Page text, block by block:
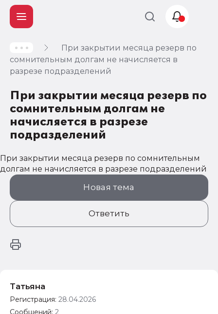
При закрытии месяца резерв по
сомнительным долгам не начисляется в
разрезе подразделений
При закрытии месяца резерв по
сомнительным долгам не
начисляется в разрезе
подразделений
При закрытии месяца резерв по сомнительным
долгам не начисляется в разрезе подразделений
Новая тема
Ответить
Татьяна
Регистрация: 28.04.2026
Сообщений: 2
Учет и
налогообложение